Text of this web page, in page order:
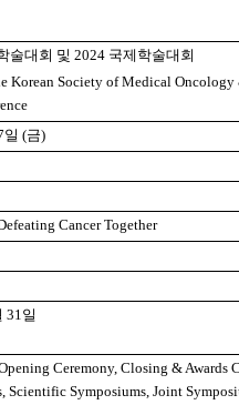
술대회 및 2024 국제학술대회
Korean Society of Medical Oncology
일 (금)
Cancer Together
31일
Ceremony, Closing & Awards
Scientific Symposiums, Joint